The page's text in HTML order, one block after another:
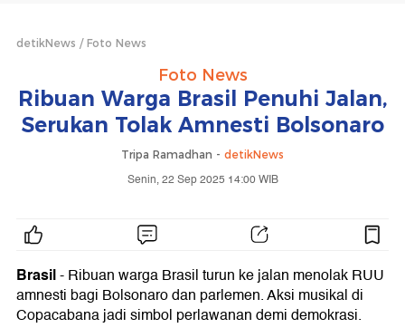
detikNews Foto News
Foto News
Ribuan Warga Brasil Penuhi Jalan,
Serukan Tolak Amnesti Bolsonaro
Tripa Ramadhan - detikNews
Senin, 22 Sep 2025 14:00 WIB
Brasil- Ribuan warga Brasil turun ke jalan menolak RUU
amnesti bagi Bolsonaro dan parlemen. Aksi musikal di
Copacabana jadi simbol perlawanan demi demokrasi.